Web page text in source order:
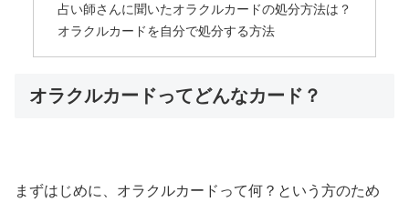
占い師さんに聞いたオラクルカードの処分方法は？
オラクルカードを自分で処分する方法
オラクルカードってどんなカード？
まずはじめに、オラクルカードって何？という方のため